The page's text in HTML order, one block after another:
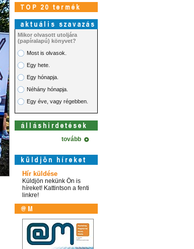
Mikor olvasott utoljára
(papíralapú) könyvet?
Most is olvasok.
Egy hete.
Egy hónapja.
Néhány hónapja.
Egy éve, vagy régebben.
tovább
Hír küldése
Küldjön nekünk Ön is
híreket! Kattintson a fenti
linkre!